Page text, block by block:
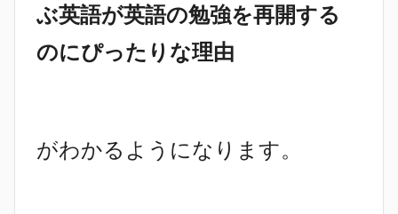
ぶ英語が英語の勉強を再開する
のにぴったりな理由
がわかるようになります。